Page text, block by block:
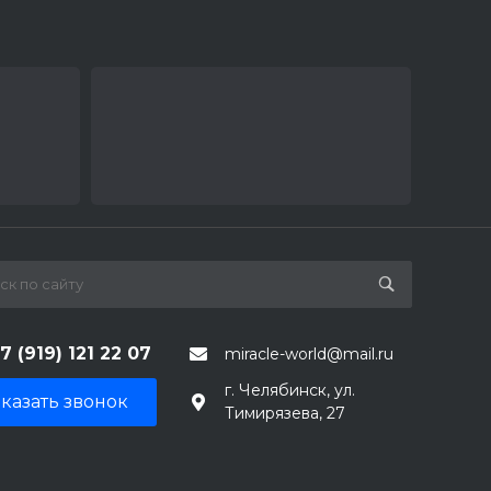
(919) 121 22 07 miracle-world@mail.ru
звонок
г. Челябинск, ул.
Тимирязева, 27